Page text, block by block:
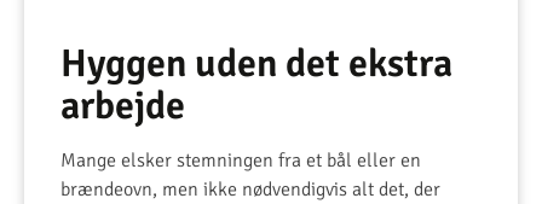
Hyggen uden det ekstra
arbejde
Mange elsker stemningen fra et bål eller en
brændeovn, men ikke nødvendigvis alt det, der